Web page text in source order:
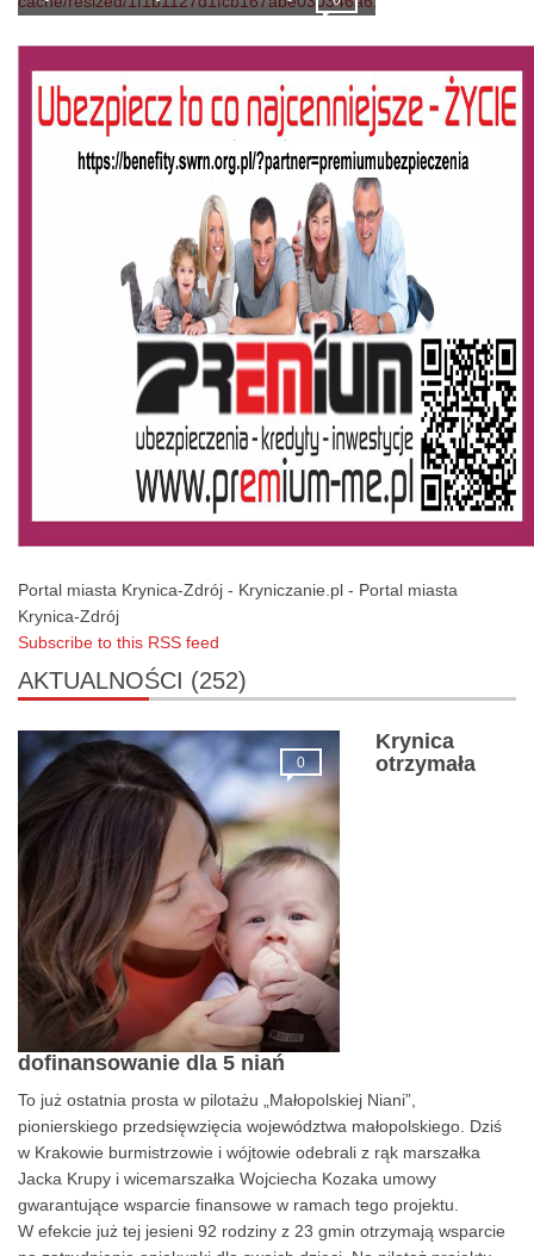
Portal miasta Krynica-Zdrój - Kryniczanie.pl - Portal miasta
Krynica-Zdrój
Subscribe to this RSS feed
AKTUALNOŚCI (252)
0
Krynica
otrzymała
dofinansowanie dla 5 niań
To już ostatnia prosta w pilotażu „Małopolskiej Niani”,
pionierskiego przedsięwzięcia województwa małopolskiego. Dziś
w Krakowie burmistrzowie i wójtowie odebrali z rąk marszałka
Jacka Krupy i wicemarszałka Wojciecha Kozaka umowy
gwarantujące wsparcie finansowe w ramach tego projektu.
W efekcie już tej jesieni 92 rodziny z 23 gmin otrzymają wsparcie